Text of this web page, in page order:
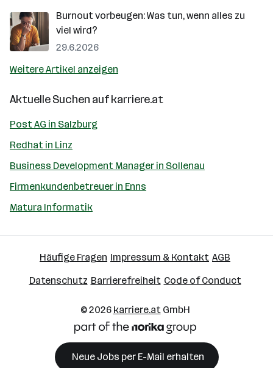
Burnout vorbeugen: Was tun, wenn alles zu
viel wird?
29.6.2026
Weitere Artikel anzeigen
Aktuelle Suchen aufkarriere.at
Post AG in Salzburg
Redhat in Linz
Business Development Manager in Sollenau
Firmenkundenbetreuer in Enns
Matura Informatik
Häufige Fragen Impressum & Kontakt AGB
Datenschutz Barrierefreiheit Code of Conduct
© 2026 karriere.atGmbH
Neue Jobs per E-Mail erhalten